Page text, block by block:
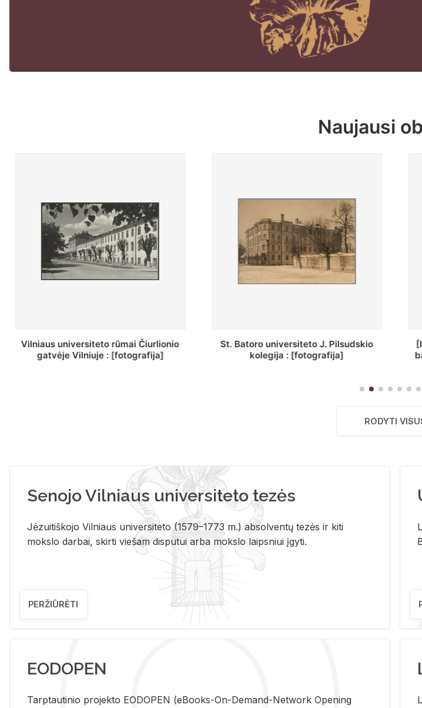
Naujausi
St. Batoro universiteto J. Pilsudskio
kolegija : [fotografija]
[Inventorius ir duomenys apie Selcų
bazilijonų vienuolyną, Rečycos pav.]
RODYTI
Senojo Vilniaus universiteto tezės
Jėzuitiškojo Vilniaus universiteto (1579–1773 m.) absolventų tezės ir kiti
mokslo darbai, skirti viešam disputui arba mokslo laipsniui įgyti.
PERŽIŪRĖTI
EODOPEN
Tarp­tau­ti­nio pro­jek­to EO­DO­PEN (eBo­oks-On-De­mand-Ne­twork Ope­ning